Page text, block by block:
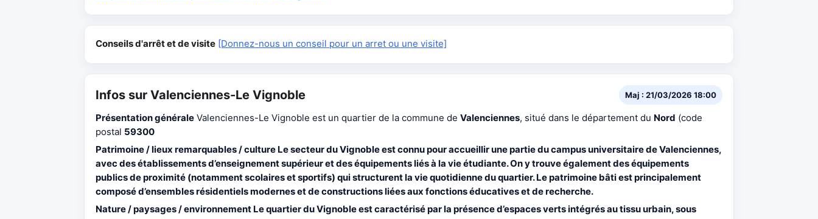
Conseils d'arrêt et de visite [Donnez-nous un conseil pour un arret ou une visite]
Infos sur Valenciennes-Le Vignoble Maj : 21/03/2026 18:00
Présentation générale Valenciennes-Le Vignoble est un quartier de la commune de Valenciennes, situé dans le département du Nord (code
postal 59300
Patrimoine / lieux remarquables / culture Le secteur duVignobleest connu pour accueillir une partie ducampus universitairede Valenciennes,
avec des établissements d’enseignement supérieur et des équipements liés à la vie étudiante. On y trouve également des équipements
publics de proximité (notamment scolaires et sportifs) qui structurent la vie quotidienne du quartier. Le patrimoine bâti est principalement
composé d’ensembles résidentiels modernes et de constructions liées aux fonctions éducatives et de recherche.
Nature / paysages / environnement Le quartier duVignobleest caractérisé par la présence d’espaces verts intégrés au tissu urbain, sous